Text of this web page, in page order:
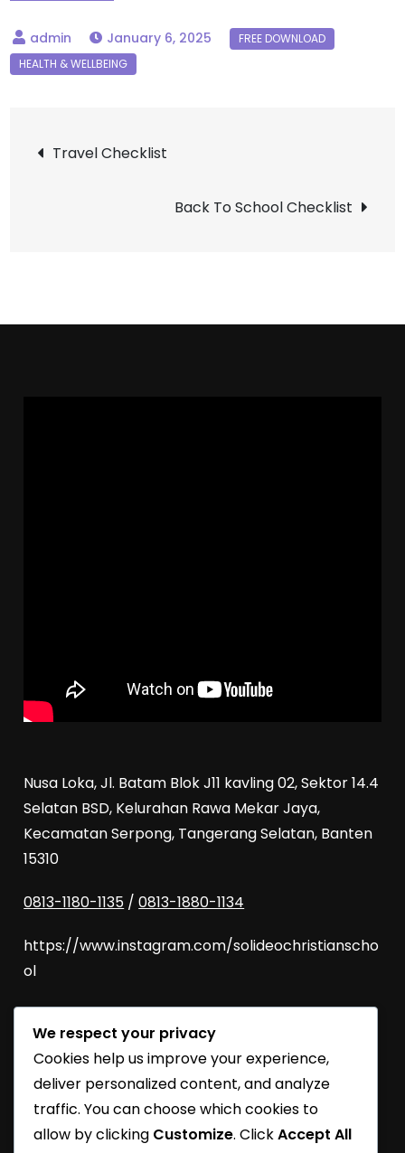
January 6, 2025
Travel Checklist
Back To School Checklist
Nusa Loka, Jl. Batam Blok J11 kavling 02, Sektor 14.4
Selatan BSD, Kelurahan Rawa Mekar Jaya,
Kecamatan Serpong, Tangerang Selatan, Banten
15310
0813-1180-1135 /0813-1880-1134
https://www.instagram.com/solideochristianscho
ol
SoliDEO Open House 2027/2028 | BSD
SoliDEO High School Raih Kelulusan 100% untuk
Angkatan 2026
SoliDEO School Turns 31
We respect your privacy
Cookies help us improve your experience,
deliver personalized content, and analyze
traffic. You can choose which cookies to
allow by clicking Customize. ClickAccept All